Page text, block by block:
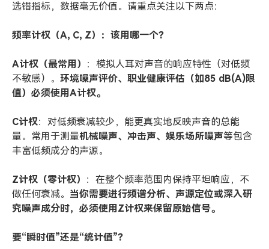
选错指标，数据毫无价值。请重点关注以下两点：
频率计权（A, C, Z）：该用哪一个？
A计权（最常用）
：模拟人耳对声音的响应特性（对低频
不敏感）。 环境噪声评价、职业健康评估（如85 dB(A)限
值）必须使用A计权。
C计权：对低频衰减较少，能更真实地反映声音的总能
量。常用于测量机械噪声、冲击声、娱乐场所噪声等包含
丰富低频成分的声源。
Z计权（零计权）
：在整个频率范围内保持平坦响应，不
做任何衰减。 当你需要进行频谱分析、声源定位或深入研
究噪声成分时，必须使用Z计权来保留原始信号。
要“瞬时值”还是“统计值”？